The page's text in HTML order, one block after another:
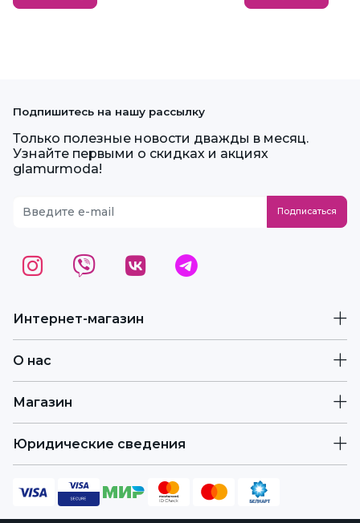
Интернет-магазин
О нас
Магазин
Юридические сведения
Подпишитесь на нашу рассылку
Только полезные новости дважды в месяц.
Узнайте первыми о скидках и акциях
glamurmoda!